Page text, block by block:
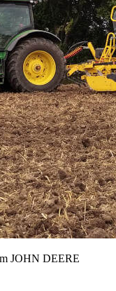
JOHN DEERE